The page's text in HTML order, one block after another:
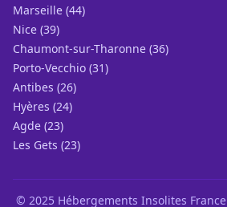
Marseille (44)
Nice (39)
Chaumont-sur-Tharonne (36)
Porto-Vecchio (31)
Antibes (26)
Hyères (24)
Agde (23)
Les Gets (23)
© 2025 Hébergements Insolites